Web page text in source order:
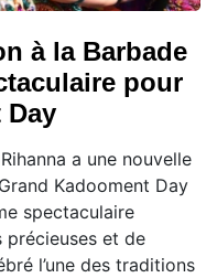
à la Barbade
pour
Day
a une nouvelle
Kadooment Day
spectaculaire
précieuses et de
l’une des traditions